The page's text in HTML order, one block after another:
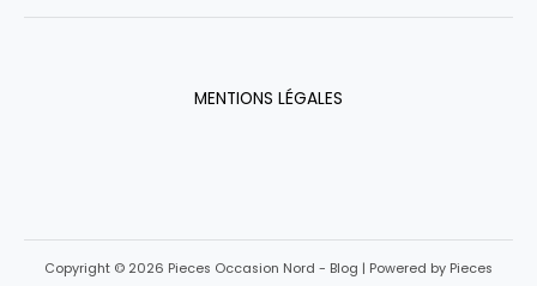
MENTIONS LÉGALES
Copyright © 2026 Pieces Occasion Nord - Blog | Powered by Pieces